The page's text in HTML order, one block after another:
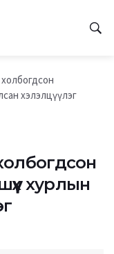
хэлэлцүүлэг
хурлын